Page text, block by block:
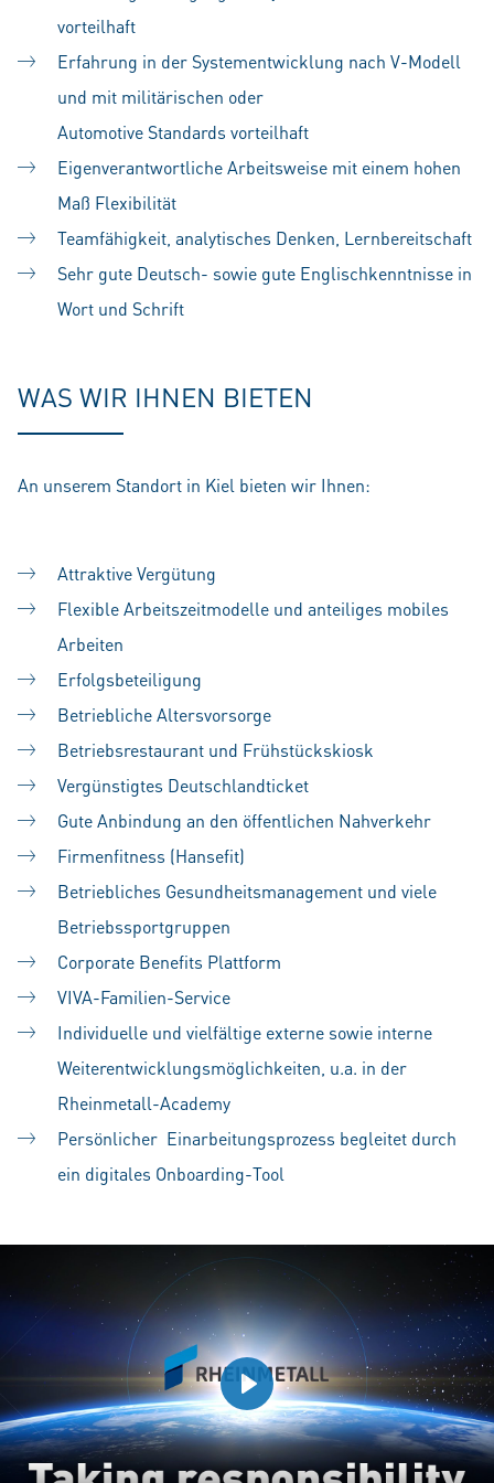
vorteilhaft
Erfahrung in der Systementwicklung nach V-Modell
und mit militärischen oder
Automotive Standards vorteilhaft
Eigenverantwortliche Arbeitsweise mit einem hohen
Maß Flexibilität
Teamfähigkeit, analytisches Denken, Lernbereitschaft
Sehr gute Deutsch- sowie gute Englischkenntnisse in
Wort und Schrift
WAS WIR IHNEN BIETEN
An unserem Standort in Kiel bieten wir Ihnen:
Attraktive Vergütung
Flexible Arbeitszeitmodelle und anteiliges mobiles
Arbeiten
Erfolgsbeteiligung
Betriebliche Altersvorsorge
Betriebsrestaurant und Frühstückskiosk
Vergünstigtes Deutschlandticket
Gute Anbindung an den öffentlichen Nahverkehr
Firmenfitness (Hansefit)
Betriebliches Gesundheitsmanagement und viele
Betriebssportgruppen
Corporate Benefits Plattform
VIVA-Familien-Service
Individuelle und vielfältige externe sowie interne
Weiterentwicklungsmöglichkeiten, u.a. in der
Rheinmetall-Academy
Persönlicher Einarbeitungsprozess begleitet durch
ein digitales Onboarding-Tool
Play